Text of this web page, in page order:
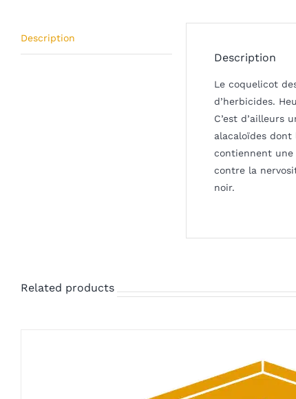
Description
Description
Le coquelicot
d’herbicides.
C’est
alacaloïdes dont
contiennent une
contre la
noir.
Related products